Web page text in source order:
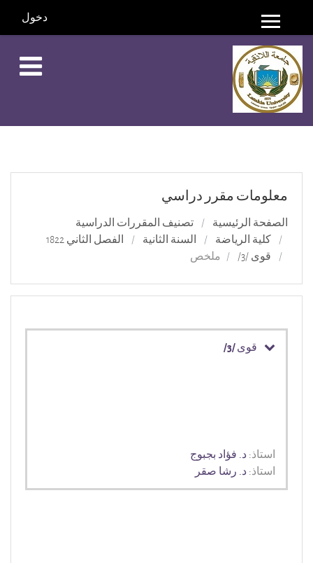
تخطي إلى المحتوى الرئيسي
واجهة جانبية دخول
معلومات مقرر دراسي
الصفحة الرئيسية
تصنيف المقررات الدراسية
كلية الرياضة
السنة الثانية
الفصل الثاني 1822
قوى /3/
ملخص
قوى /3/
استاذ: د. فؤاد بجبوج
استاذ: د. رشا صقر